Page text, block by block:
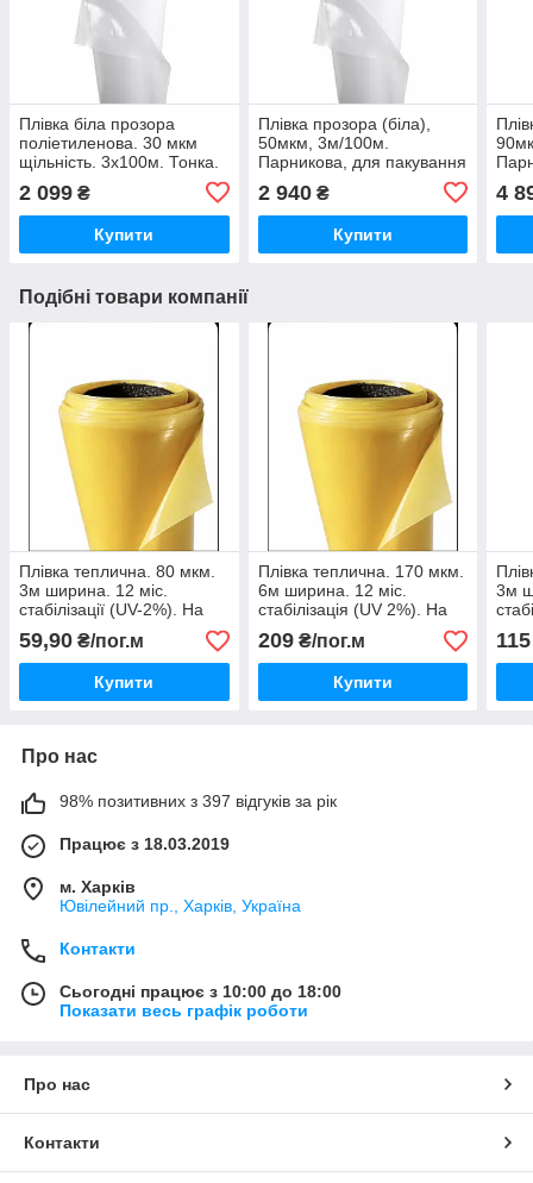
Плівка біла прозора
поліетиленова. 30 мкм
щільність. 3х100м. Тонка.
2 099 ₴
Купити
Плівка прозора (біла),
50мкм, 3м/100м.
Парникова, для пакування
2 940₴
Купити
4
Подібні товари компанії
Плівка теплична. 80 мкм.
3м ширина. 12 міс.
стабілізації (UV-2%). На
відріз
59,90 ₴/пог.м
Купити
Плівка теплична. 170 мкм.
6м ширина. 12 міс.
стабілізація (UV 2%). На
відріз
209₴/пог.м
Купити
3м
115
Про нас
98% позитивних з 397 відгуків за рік
Працює з 18.03.2019
м. Харків
Ювілейний пр., Харків, Україна
Контакти
Сьогодні працює з 10:00 до 18:00
Показати весь графік роботи
Про нас
Контакти